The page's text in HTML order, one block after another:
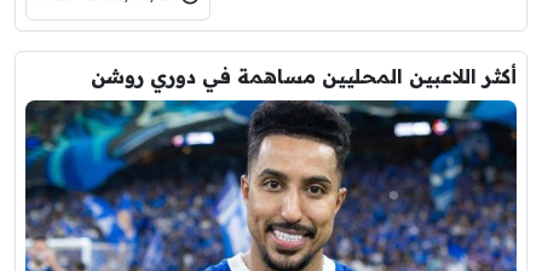
أكثر اللاعبين المحليين مساهمة في دوري روشن